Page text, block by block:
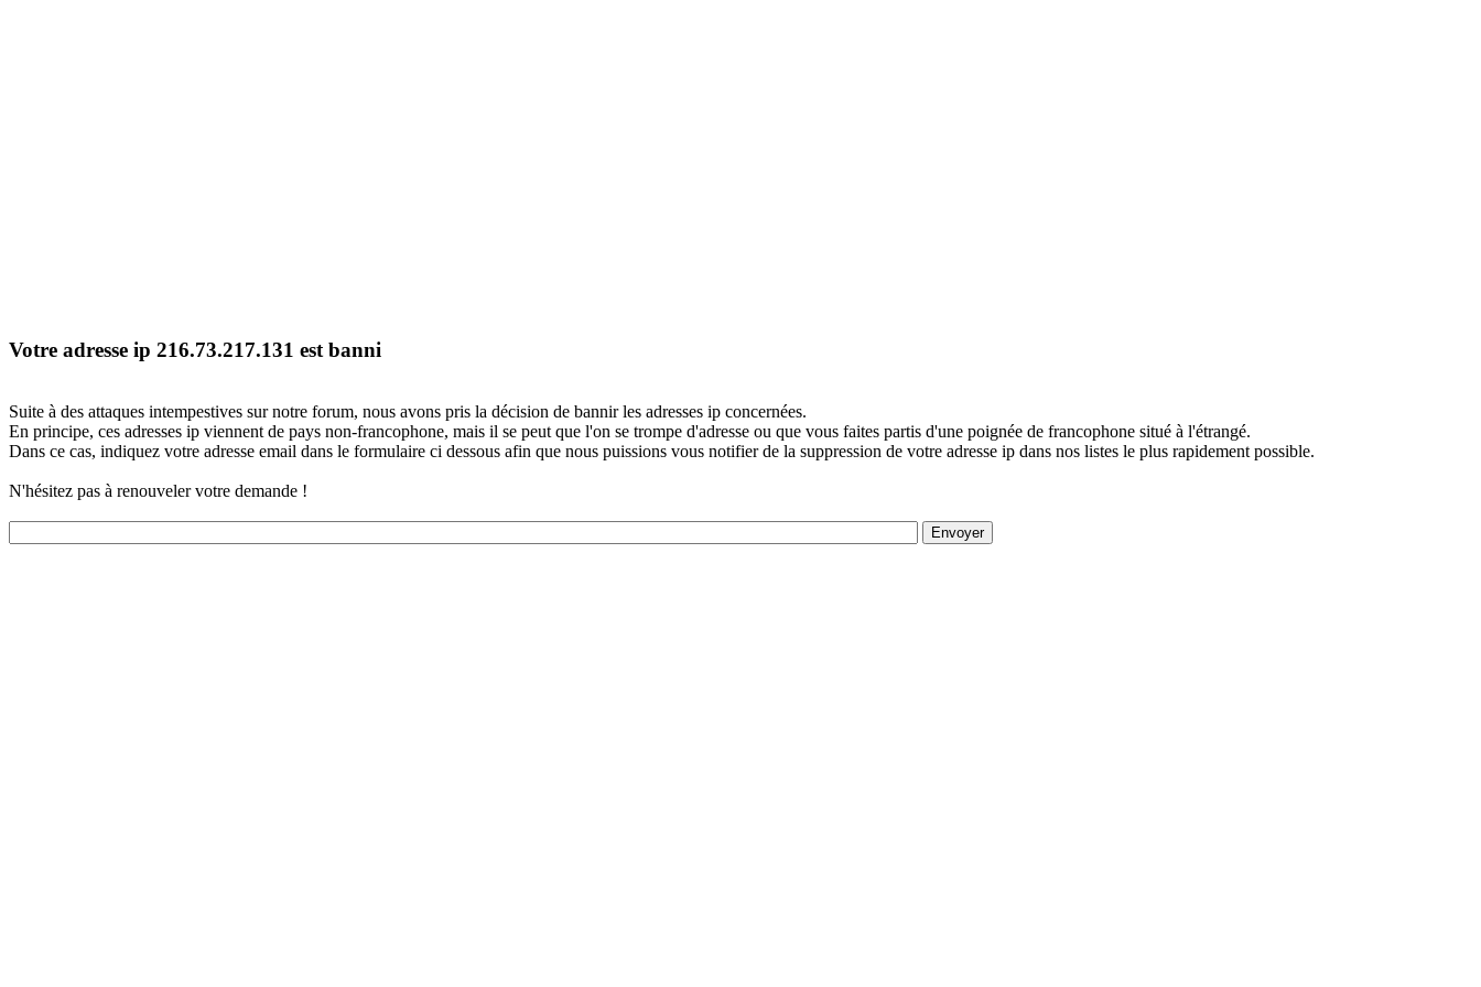
Votre adresse ip 216.73.217.131 est banni
Suite à des attaques intempestives sur notre forum, nous avons pris la décision de bannir les adresses ip concernées.
En principe, ces adresses ip viennent de pays non-francophone, mais il se peut que l'on se trompe d'adresse ou que vous faites partis d'une poignée de francophone situé à l'étrangé.
Dans ce cas, indiquez votre adresse email dans le formulaire ci dessous afin que nous puissions vous notifier de la suppression de votre adresse ip dans nos listes le plus rapidement possible.
N'hésitez pas à renouveler votre demande !